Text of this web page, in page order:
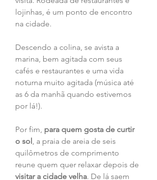
lojinhas, é um ponto de encontro
na cidade.
Descendo a colina, se avista a
marina, bem agitada com seus
cafés e restaurantes e uma vida
noturna muito agitada (música até
as 6 da manhã quando estivemos
por lá!).
Por fim, para quem gosta de curtir
o sol , a praia de areia de seis
quilômetros de comprimento
reune quem quer relaxar depois de
visitar a cidade velha. De lá saem